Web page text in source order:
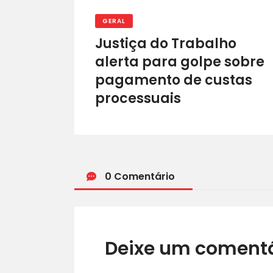
GERAL
Justiça do Trabalho
alerta para golpe sobre
pagamento de custas
processuais
0 Comentário
Deixe um